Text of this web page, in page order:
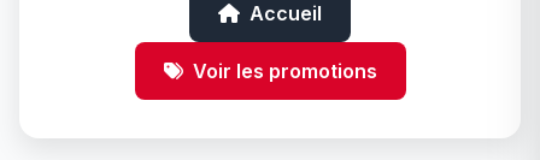
Accueil
Voir les promotions